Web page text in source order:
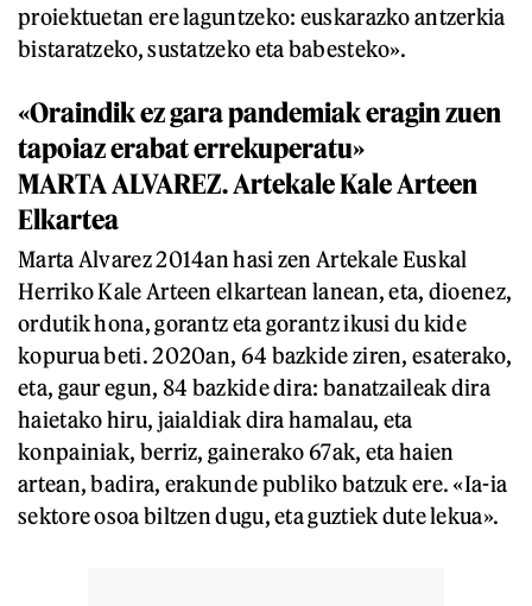
proiektuetan ere laguntzeko: euskarazko antzerkia
bistaratzeko, sustatzeko eta babesteko».
«Oraindik ez gara pandemiak eragin zuen
tapoiaz erabat errekuperatu»
MARTA ALVAREZ. Artekale Kale Arteen
Elkartea
Marta Alvarez 2014an hasi zen Artekale Euskal
Herriko Kale Arteen elkartean lanean, eta, dioenez,
ordutik hona, gorantz eta gorantz ikusi du kide
kopurua beti. 2020an, 64 bazkide ziren, esaterako,
eta, gaur egun, 84 bazkide dira: banatzaileak dira
haietako hiru, jaialdiak dira hamalau, eta
konpainiak, berriz, gainerako 67ak, eta haien
artean, badira, erakunde publiko batzuk ere. «Ia-ia
sektore osoa biltzen dugu, eta guztiek dute lekua».